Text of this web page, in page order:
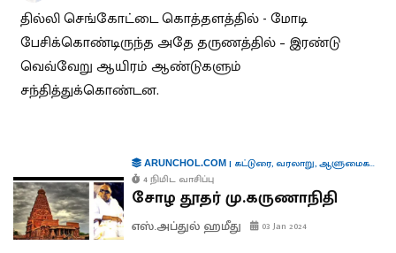
தில்லி செங்கோட்டை கொத்தளத்தில் - மோடி
பேசிக்கொண்டிருந்த அதே தருணத்தில் – இரண்டு
வெவ்வேறு ஆயிரம் ஆண்டுகளும்
சந்தித்துக்கொண்டன.
ARUNCHOL.COM| கட்டுரை, வரலாறு,ஆளுமைகள்
4 நிமிட வாசிப்பு
சோழ தூதர் மு.கருணாநிதி
எஸ்.அப்துல் ஹமீது 03 Jan 2024